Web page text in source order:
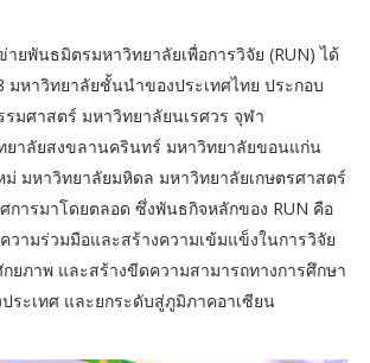
ายพันธมิตรมหาวิทยาลัยเพื่อการวิจัย (RUN) ได้
มหาวิทยาลัยชั้นนำของประเทศไทย ประกอบ
มศาสตร์ มหาวิทยาลัยนเรศวร จุฬา
ยาลัยสงขลานครินทร์ มหาวิทยาลัยขอนแก่น
ม่ มหาวิทยาลัยมหิดล มหาวิทยาลัยเกษตรศาสตร์
การมาโดยตลอด ซึ่งพันธกิจหลักของ RUN คือ
วามร่วมมือและสร้างความเข้มแข็งในการวิจัย
ยภาพ และสร้างขีดความสามารถทางการศึกษา
ระเทศ และยกระดับสู่ภูมิภาคอาเซียน